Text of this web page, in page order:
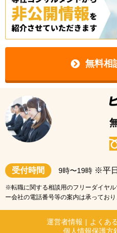
無料相
受付時間 9時〜19時 ※平
※転職に関する相談用のフリーダイヤ
ー会社の電話番号等の案内は承っており
運営者情報 | よくあ
個人情報保護方